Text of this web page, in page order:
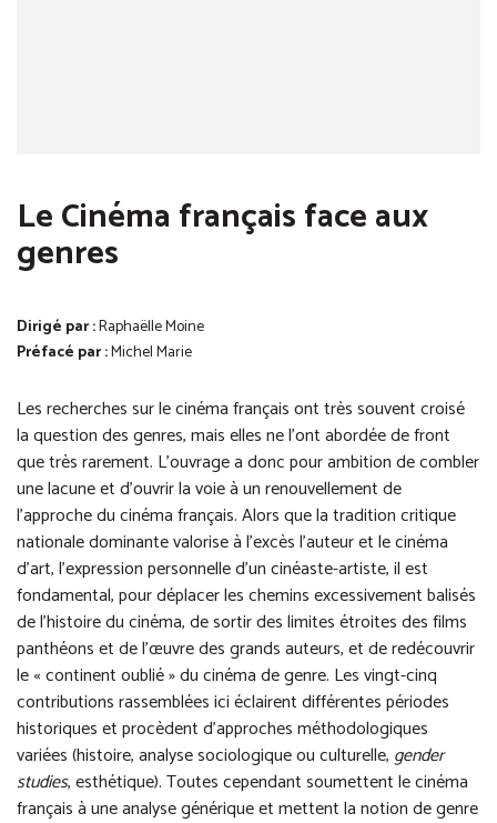
Le Cinéma français face aux
genres
Dirigé par :Raphaëlle Moine
Préfacé par :Michel Marie
Les recherches sur le cinéma français ont très souvent croisé
la question des genres, mais elles ne l’ont abordée de front
que très rarement. L’ouvrage a donc pour ambition de combler
une lacune et d’ouvrir la voie à un renouvellement de
l’approche du cinéma français. Alors que la tradition critique
nationale dominante valorise à l’excès l’auteur et le cinéma
d’art, l’expression personnelle d’un cinéaste-artiste, il est
fondamental, pour déplacer les chemins excessivement balisés
de l’histoire du cinéma, de sortir des limites étroites des films
panthéons et de l’œuvre des grands auteurs, et de redécouvrir
le « continent oublié » du cinéma de genre. Les vingt-cinq
contributions rassemblées ici éclairent différentes périodes
historiques et procèdent d’approches méthodologiques
variées (histoire, analyse sociologique ou culturelle,gender
studies, esthétique). Toutes cependant soumettent le cinéma
français à une analyse générique et mettent la notion de genre